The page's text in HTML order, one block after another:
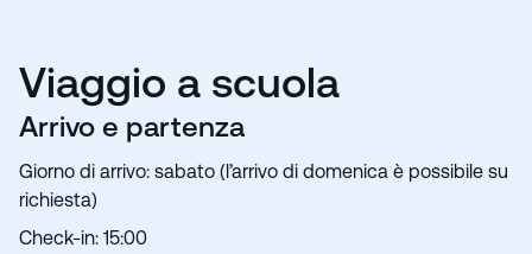
Viaggio a scuola
Arrivo e partenza
Giorno di arrivo: sabato (l’arrivo di domenica è possibile su
richiesta)
Check-in: 15:00